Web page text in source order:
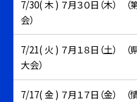
7/30( 木 ) ７月３０日（木）
会）
7/21( 火 ) ７月１８日（土）
大会）
7/17( 金 ) ７月１７日（金） （